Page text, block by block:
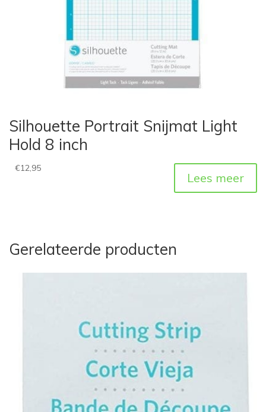
Silhouette Portrait Snijmat Light
Hold 8 inch
€12,95
Lees meer
Gerelateerde producten